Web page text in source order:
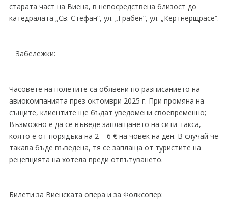
старата част на Виена, в непосредствена близост до
катедралата „Св. Стефан“, ул. „Грабен“, ул. „Кертнерщрасе“.
Забележки:
Часовете на полетите са обявени по разписанието на
авиокомпанията през октомври 2025 г. При промяна на
същите, клиентите ще бъдат уведомени своевременно;
Възможно е да се въведе заплащането на сити-такса,
която е от порядъка на 2 – 6 € на човек на ден. В случай че
такава бъде въведена, тя се заплаща от туристите на
рецепцията на хотела преди отпътуването.
Билети за Виенската опера и за Фолксопер: